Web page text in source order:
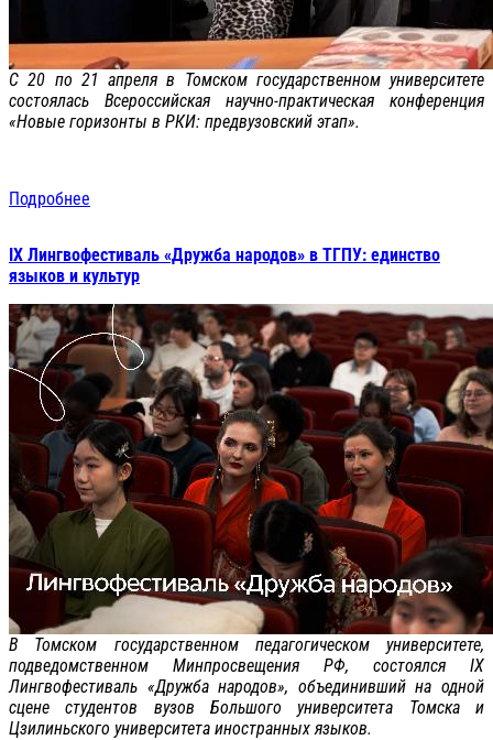
С 20 по 21 апреля в Томском государственном университете
состоялась Всероссийская научно-практическая конференция
«Новые горизонты в РКИ: предвузовский этап».
Подробнее
IX Лингвофестиваль «Дружба народов» в ТГПУ: единство
языков и культур
В Томском государственном педагогическом университете,
подведомственном Минпросвещения РФ, состоялся IX
Лингвофестиваль «Дружба народов», объединивший на одной
сцене студентов вузов Большого университета Томска и
Цзилиньского университета иностранных языков.